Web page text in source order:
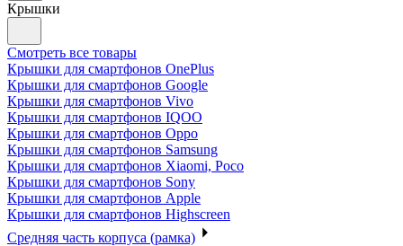
Крышки
Смотреть все товары
Крышки для смартфонов OnePlus
Крышки для смартфонов Google
Крышки для смартфонов Vivo
Крышки для смартфонов IQOO
Крышки для смартфонов Oppo
Крышки для смартфонов Samsung
Крышки для смартфонов Xiaomi, Poco
Крышки для смартфонов Sony
Крышки для смартфонов Apple
Крышки для смартфонов Highscreen
Средняя часть корпуса (рамка)